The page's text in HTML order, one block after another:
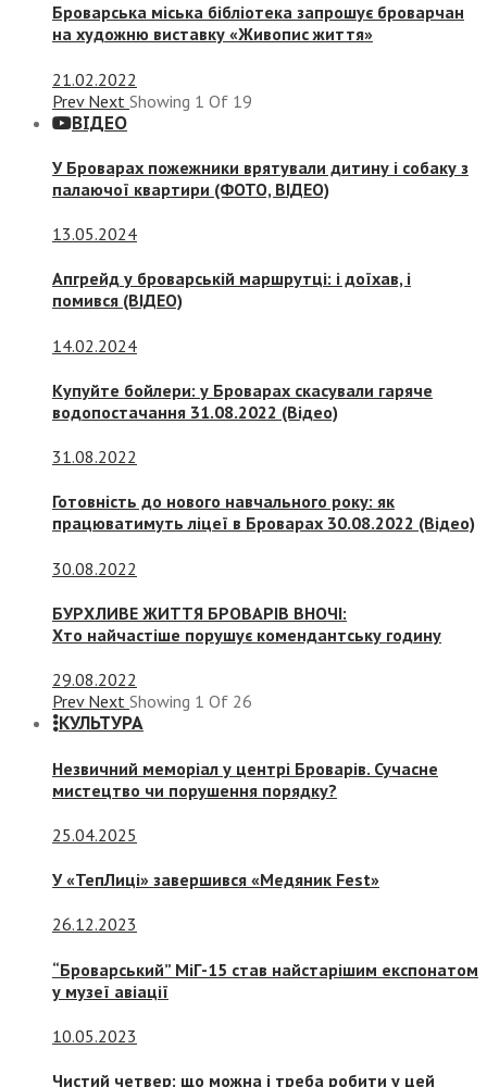
Броварська міська бібліотека запрошує броварчан
на художню виставку «Живопис життя»
21.02.2022
Prev Next Showing 1 Of 19
ВІДЕО
У Броварах пожежники врятували дитину і собаку з
палаючої квартири (ФОТО, ВІДЕО)
13.05.2024
Апгрейд у броварській маршрутці: і доїхав, і
помився (ВІДЕО)
14.02.2024
Купуйте бойлери: у Броварах скасували гаряче
водопостачання 31.08.2022 (Відео)
31.08.2022
Готовність до нового навчального року: як
працюватимуть ліцеї в Броварах 30.08.2022 (Відео)
30.08.2022
БУРХЛИВЕ ЖИТТЯ БРОВАРІВ ВНОЧІ:
Хто найчастіше порушує комендантську годину
29.08.2022
Prev Next Showing 1 Of 26
КУЛЬТУРА
Незвичний меморіал у центрі Броварів. Сучасне
мистецтво чи порушення порядку?
25.04.2025
У «ТепЛиці» завершився «Медяник Fest»
26.12.2023
“Броварський” МіГ-15 став найстарішим експонатом
у музеї авіації
10.05.2023
Чистий четвер: що можна і треба робити у цей